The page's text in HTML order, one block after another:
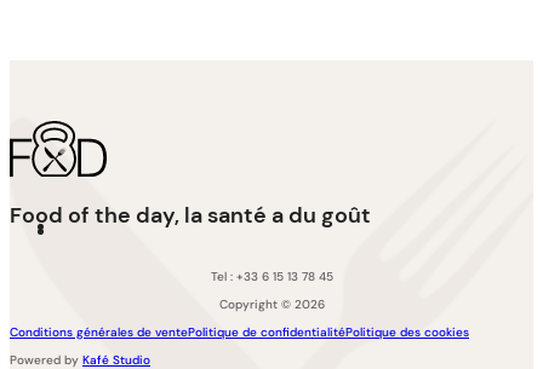
Food of the day, la santé a du goût
Tel : +33 6 15 13 78 45
Copyright © 2026
Conditions générales de ventePolitique de confidentialitéPolitique des cookies
Powered by Kafé Studio